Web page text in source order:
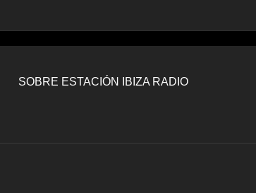
SOBRE ESTACIÓN IBIZA RADIO